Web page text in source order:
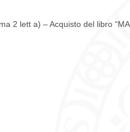
2 lett a) – Acquisto del libro